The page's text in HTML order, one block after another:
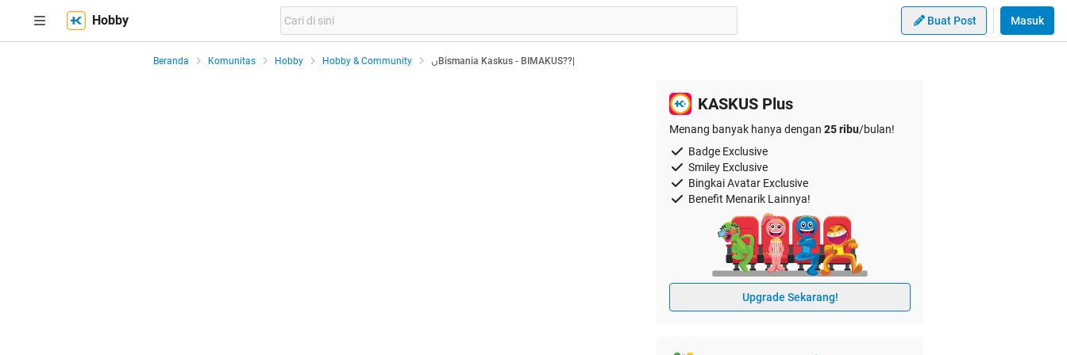
Hobby Buat Post Masuk
Beranda Komunitas Hobby Hobby & Community ںBismania Kaskus - BIMAKUS??|
KASKUS Plus
Menang banyak hanya dengan 25 ribu/bulan!
Badge Exclusive
Smiley Exclusive
Bingkai Avatar Exclusive
Benefit Menarik Lainnya!
Upgrade Sekarang!